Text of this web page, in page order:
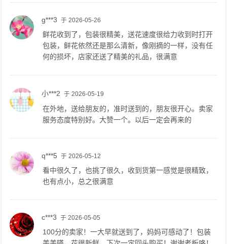
g***3 于 2026-05-26
鲜花收到了，包装很精美，送花速度很给力收到时打开
包装，鲜花依然还是那么清新，像刚摘的一样，没有任
何的损坏，店家还送了精美的礼品，很满意
小***2 于 2026-05-19
在外地，送给朋友的，准时送到的，朋友很开心。卖家
服务态度特别好。大赞一个。以后一定会再来的
q***5 于 2026-05-12
看中很久了，也挑了很久，收到货第一感觉是很精致，
也有点小，总之很满意
c***3 于 2026-05-05
100分的卖家！一大早就送到了，妈妈可感动了！包装